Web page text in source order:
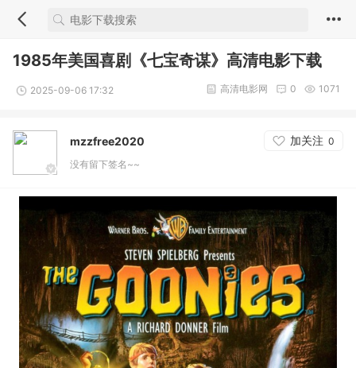
1985年美国喜剧《七宝奇谋》高清电影下载
2025-09-06 17:32 1071
0
高清电影网
mzzfree2020 加关注 0
没有留下签名~~